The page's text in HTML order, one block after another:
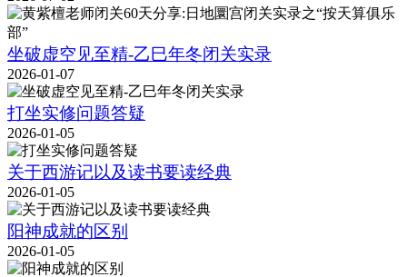
坐破虚空见至精-乙巳年冬闭关实录
2026-01-07
打坐实修问题答疑
2026-01-05
关于西游记以及读书要读经典
2026-01-05
阳神成就的区别
2026-01-05